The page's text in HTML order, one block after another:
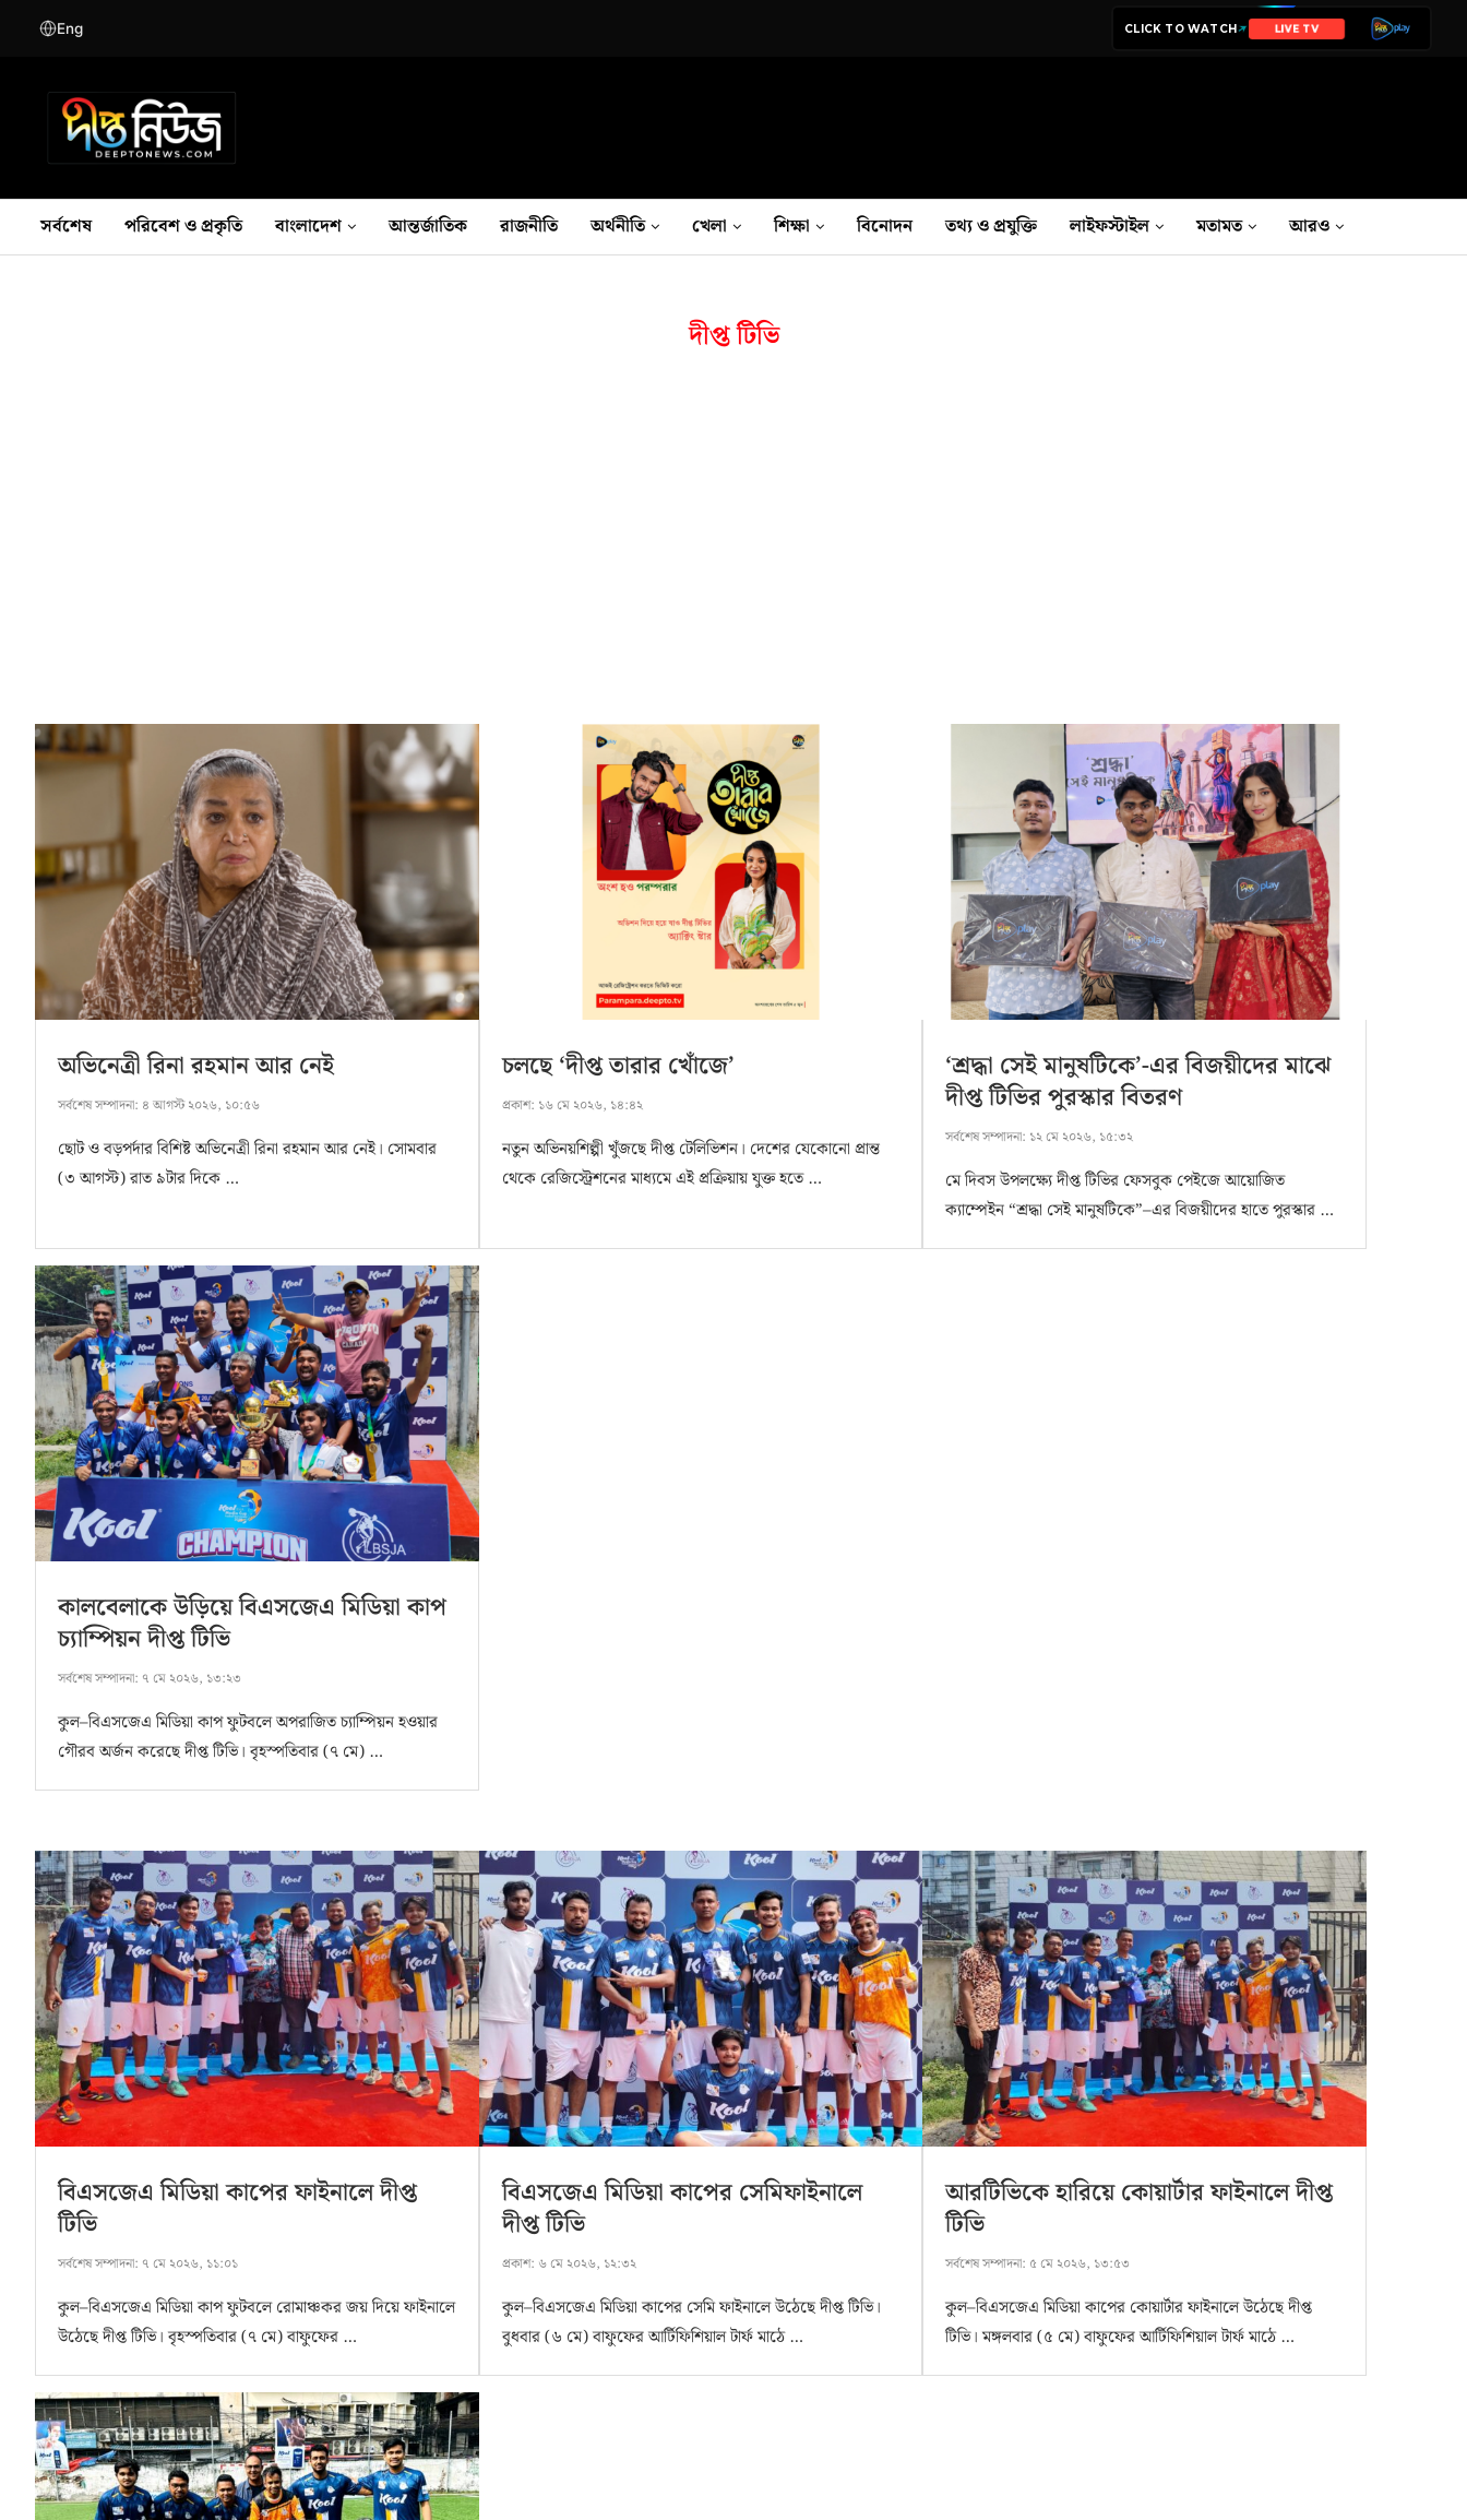
Eng CLICK TO WATCH NEWS
সর্বশেষ পরিবেশ ও প্রকৃতি বাংলাদেশ আন্তর্জাতিক রাজনীতি অর্থনীতি খেলা শিক্ষা বিনোদন তথ‍্য ও প্রযুক্তি লাইফস্টাইল মতামত আরও
দীপ্ত টিভি
অভিনেত্রী রিনা রহমান আর নেই
সর্বশেষ সম্পাদনা: ৪ আগস্ট ২০২৬, ১০:৫৬
ছোট ও বড়পর্দার বিশিষ্ট অভিনেত্রী রিনা রহমান আর নেই। সোমবার
(৩ আগস্ট) রাত ৯টার দিকে …
চলছে ‘দীপ্ত তারার খোঁজে’
প্রকাশ: ১৬ মে ২০২৬, ১৪:৪২
নতুন অভিনয়শিল্পী খুঁজছে দীপ্ত টেলিভিশন। দেশের যেকোনো প্রান্ত
থেকে রেজিস্ট্রেশনের মাধ্যমে এই প্রক্রিয়ায় যুক্ত হতে …
‘শ্রদ্ধা সেই মানুষটিকে’-এর বিজয়ীদের মাঝে
দীপ্ত টিভির পুরস্কার বিতরণ
সর্বশেষ সম্পাদনা: ১২ মে ২০২৬, ১৫:৩২
মে দিবস উপলক্ষ্যে দীপ্ত টিভির ফেসবুক পেইজে আয়োজিত
ক্যাম্পেইন “শ্রদ্ধা সেই মানুষটিকে”–এর বিজয়ীদের হাতে পুরস্কার …
কালবেলাকে উড়িয়ে বিএসজেএ মিডিয়া কাপ
চ্যাম্পিয়ন দীপ্ত টিভি
সর্বশেষ সম্পাদনা: ৭ মে ২০২৬, ১৩:২৩
কুল–বিএসজেএ মিডিয়া কাপ ফুটবলে অপরাজিত চ্যাম্পিয়ন হওয়ার
গৌরব অর্জন করেছে দীপ্ত টিভি। বৃহস্পতিবার (৭ মে) …
বিএসজেএ মিডিয়া কাপের ফাইনালে দীপ্ত
টিভি
সর্বশেষ সম্পাদনা: ৭ মে ২০২৬, ১১:০১
কুল–বিএসজেএ মিডিয়া কাপ ফুটবলে রোমাঞ্চকর জয় দিয়ে ফাইনালে
উঠেছে দীপ্ত টিভি। বৃহস্পতিবার (৭ মে) বাফুফের …
বিএসজেএ মিডিয়া কাপের সেমিফাইনালে
দীপ্ত টিভি
প্রকাশ: ৬ মে ২০২৬, ১২:৩২
কুল–বিএসজেএ মিডিয়া কাপের সেমি ফাইনালে উঠেছে দীপ্ত টিভি।
বুধবার (৬ মে) বাফুফের আর্টিফিশিয়াল টার্ফ মাঠে …
আরটিভিকে হারিয়ে কোয়ার্টার ফাইনালে দীপ্ত
টিভি
সর্বশেষ সম্পাদনা: ৫ মে ২০২৬, ১৩:৫৩
কুল–বিএসজেএ মিডিয়া কাপের কোয়ার্টার ফাইনালে উঠেছে দীপ্ত
টিভি। মঙ্গলবার (৫ মে) বাফুফের আর্টিফিশিয়াল টার্ফ মাঠে …